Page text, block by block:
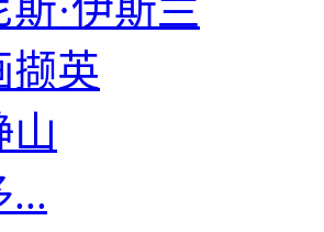
撷英
山
...